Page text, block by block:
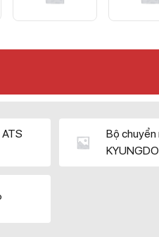
Bộ chuyển